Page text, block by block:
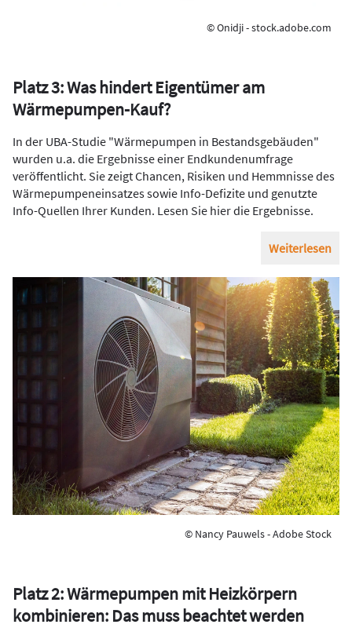
© Onidji - stock.adobe.com
Platz 3: Was hindert Eigentümer am
Wärmepumpen-Kauf?
In der UBA-Studie "Wärmepumpen in Bestandsgebäuden"
wurden u.a. die Ergebnisse einer Endkundenumfrage
veröffentlicht. Sie zeigt Chancen, Risiken und Hemmnisse des
Wärmepumpeneinsatzes sowie Info-Defizite und genutzte
Info-Quellen Ihrer Kunden. Lesen Sie hier die Ergebnisse.
Weiterlesen
© Nancy Pauwels - Adobe Stock
Platz 2: Wärmepumpen mit Heizkörpern
kombinieren: Das muss beachtet werden